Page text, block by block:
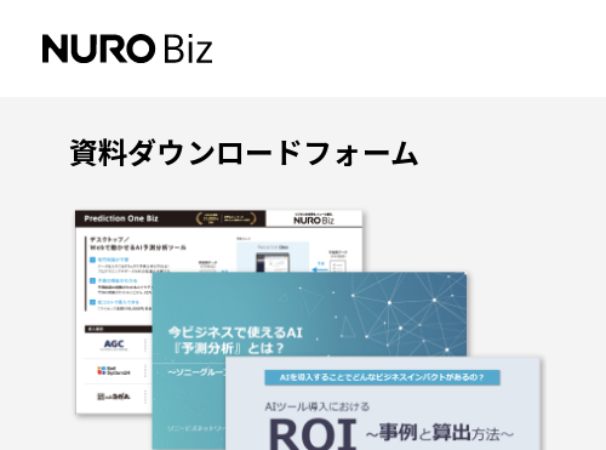
資料ダウンロードフォーム